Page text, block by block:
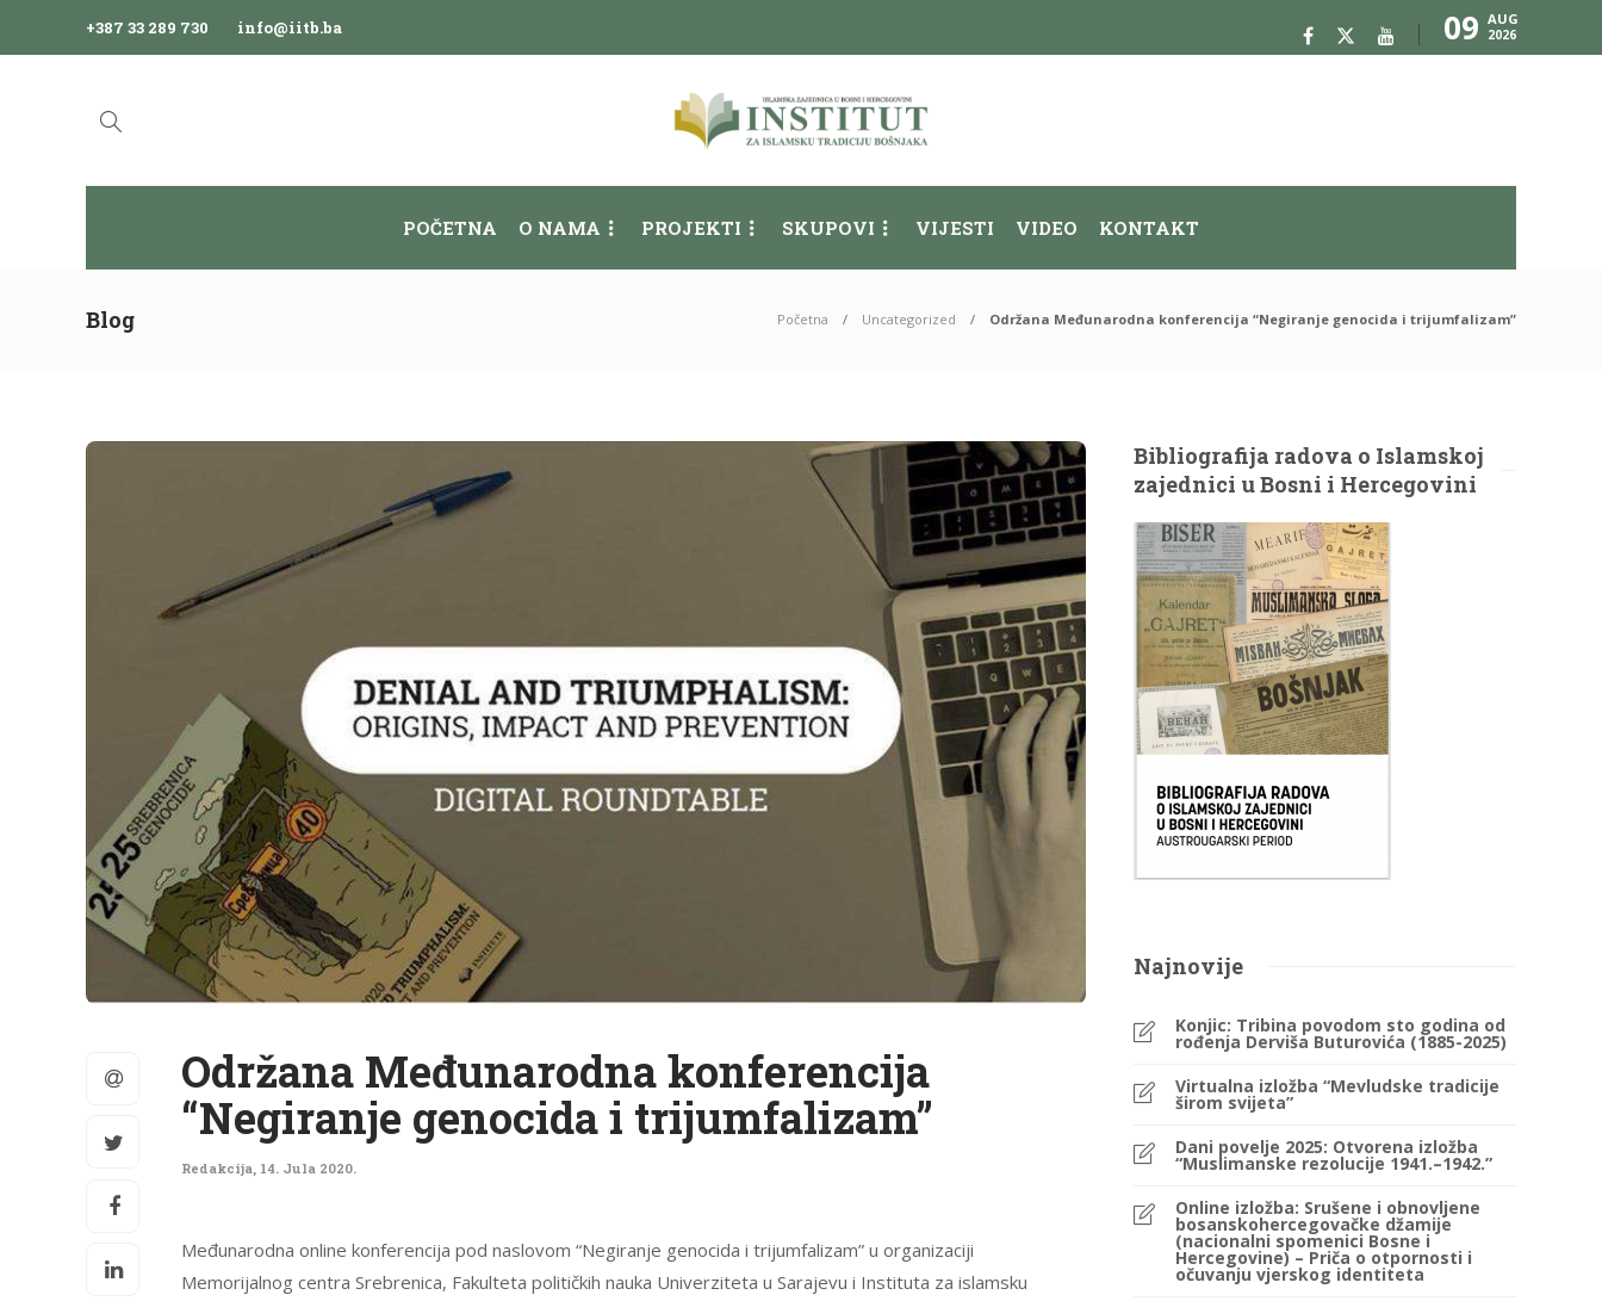
+387 33 289 730 info@iitb.ba 09 AUG
2026
POČETNA O NAMA PROJEKTI SKUPOVI VIJESTI VIDEO KONTAKT
Blog Početna Uncategorized Održana Međunarodna konferencija “Negiranje genocida i trijumfalizam”
Održana Međunarodna konferencija
“Negiranje genocida i trijumfalizam”
Redakcija, 14. Jula 2020.
Međunarodna online konferencija pod naslovom “Negiranje genocida i trijumfalizam” u organizaciji
Memorijalnog centra Srebrenica, Fakulteta političkih nauka Univerziteta u Sarajevu i Instituta za islamsku
Bibliografija radova o Islamskoj
zajednici u Bosni i Hercegovini
Najnovije
Konjic: Tribina povodom sto godina od
rođenja Derviša Buturovića (1885-2025)
Virtualna izložba “Mevludske tradicije
širom svijeta”
Dani povelje 2025: Otvorena izložba
“Muslimanske rezolucije 1941.–1942.”
Online izložba: Srušene i obnovljene
bosanskohercegovačke džamije
(nacionalni spomenici Bosne i
Hercegovine) – Priča o otpornosti i
očuvanju vjerskog identiteta